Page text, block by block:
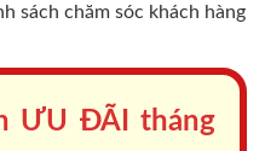
sách chăm sóc khách hàng
ƯU ĐÃI tháng